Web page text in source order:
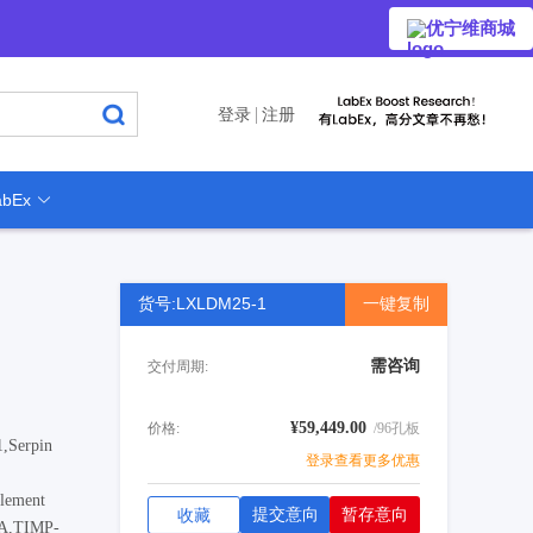
优宁维商城
登录 注册
货号:LXLDM25-1 一键复制
交付周期: 需咨询
价格: ¥59,449.00 /96孔板
登录查看更多优惠
收藏 提交意向 暂存意向